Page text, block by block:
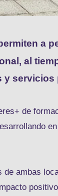
a
al
y servicios
de
ambas